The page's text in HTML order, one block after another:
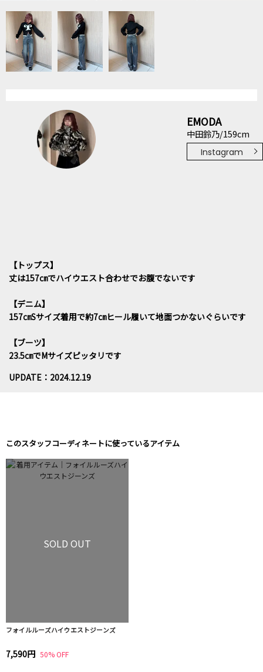
EMODA
中田鈴乃/159cm
Instagram
【トップス】
丈は157㎝でハイウエスト合わせでお腹でないです
【デニム】
157㎝Sサイズ着用で約7㎝ヒール履いて地面つかないぐらいです
【ブーツ】
23.5㎝でMサイズピッタリです
UPDATE：2024.12.19
このスタッフコーディネートに使っているアイテム
SOLD OUT
フォイルルーズハイウエストジーンズ
7,590円 50% OFF